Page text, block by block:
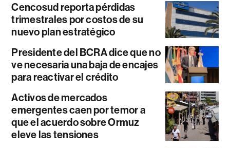
Cencosud reporta pérdidas
trimestrales por costos de su
nuevo plan estratégico
Presidente del BCRA dice que no
ve necesaria una baja de encajes
para reactivar el crédito
Activos de mercados
emergentes caen por temor a
que el acuerdo sobre Ormuz
eleve las tensiones